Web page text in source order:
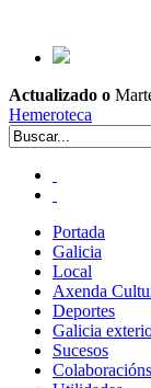
Actualizado o
Hemeroteca
Portada
Galicia
Local
Axenda
Deportes
Galicia
Sucesos
Colaboracións